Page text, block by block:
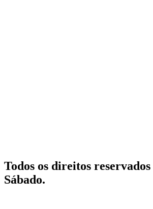
Todos os direitos
Sábado.